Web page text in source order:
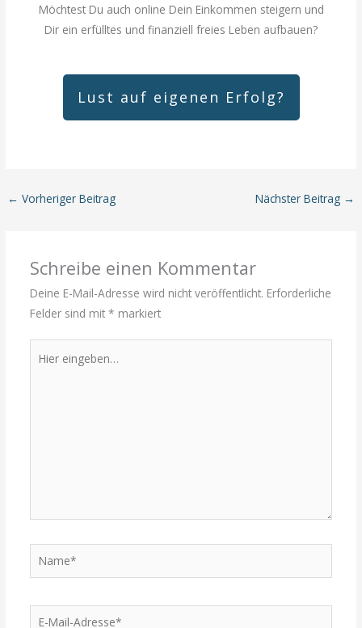
Möchtest Du auch online Dein Einkommen steigern und
Dir ein erfülltes und finanziell freies Leben aufbauen?
Lust auf eigenen Erfolg?
← Vorheriger Beitrag Nächster Beitrag →
Schreibe einen Kommentar
Deine E-Mail-Adresse wird nicht veröffentlicht. Erforderliche
Felder sind mit * markiert
eingeben…
Name*